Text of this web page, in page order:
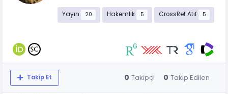
Yayın 20 Hakemlik 5 CrossRef Atıf 5
Takip Et 0 Takipçi 0 Takip Edilen